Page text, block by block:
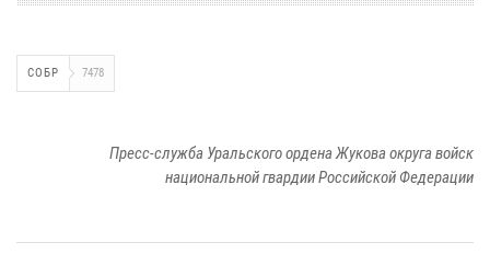
СОБР 7478
Пресс-служба Уральского ордена Жукова округа войск
национальной гвардии Российской Федерации